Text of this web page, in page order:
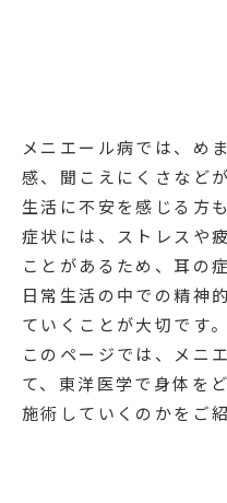
メニエール病では、め
感、聞こえにくさなど
生活に不安を感じる方
症状には、ストレスや
ことがあるため、耳の
日常生活の中での精神
ていくことが大切です。
このページでは、メニ
て、東洋医学で身体を
施術していくのかをご